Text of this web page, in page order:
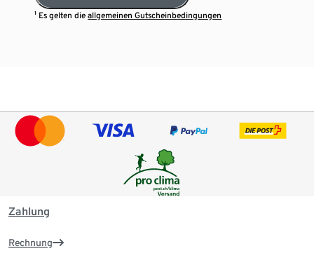
¹ Es gelten dieallgemeinen Gutscheinbedingungen
Zahlung
Rechnung